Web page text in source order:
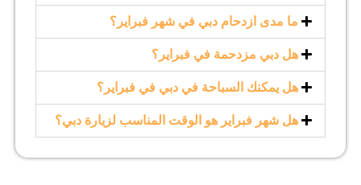
ما مدى ازدحام دبي في شهر فبراير؟
هل دبي مزدحمة في فبراير؟
هل يمكنك السباحة في دبي في فبراير؟
هل شهر فبراير هو الوقت المناسب لزيارة دبي؟